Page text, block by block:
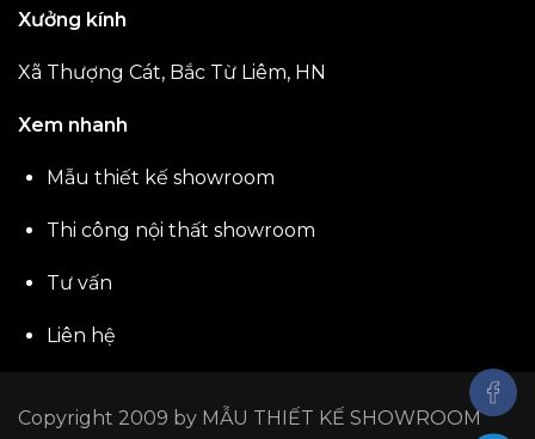
Xưởng kính
Xã Thượng Cát, Bắc Từ Liêm, HN
Xem nhanh
Mẫu thiết kế showroom
Thi công nội thất showroom
Tư vấn
Liên hệ
Copyright 2009 by MẪU THIẾT KẾ SHOWROOM